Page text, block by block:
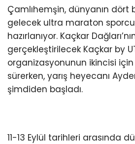
Çamlıhemşin, dünyanın dört
gelecek ultra maraton
hazırlanıyor. Kaçkar
gerçekleştirilecek Kaçkar by
organizasyonunun ikincisi için
sürerken, yarış heyecanı
şimdiden başladı.
11-13 Eylül tarihleri arasında